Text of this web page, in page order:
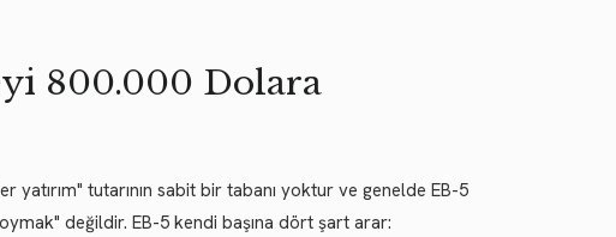
800.000 Dolara
yatırım" tutarının sabit bir tabanı yoktur ve genelde EB-5
değildir. EB-5 kendi başına dört şart arar: